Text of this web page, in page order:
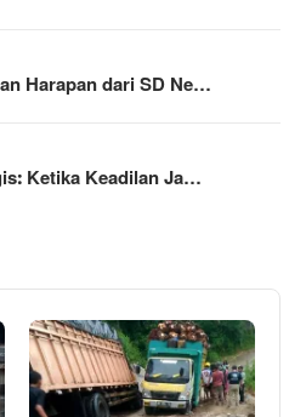
Harapan dari SD Ne…
Ketika Keadilan Ja…